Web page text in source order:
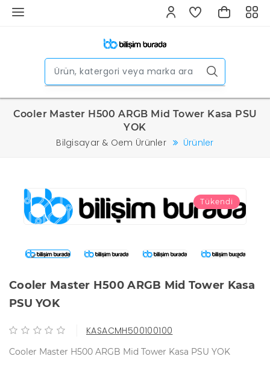
Cooler Master H500 ARGB Mid Tower Kasa PSU
YOK
Bilgisayar & Oem Ürünler Ürünler
Tükendi
Cooler Master H500 ARGB Mid Tower Kasa
PSU YOK
KASACMH500100100
Cooler Master H500 ARGB Mid Tower Kasa PSU YOK